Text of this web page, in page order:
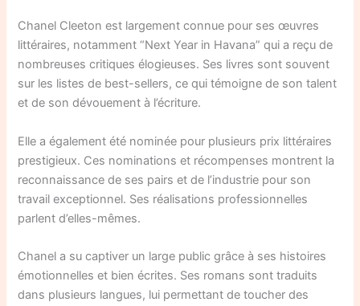
Chanel Cleeton est largement connue pour ses œuvres
littéraires, notamment “Next Year in Havana” qui a reçu de
nombreuses critiques élogieuses. Ses livres sont souvent
sur les listes de best-sellers, ce qui témoigne de son talent
et de son dévouement à l’écriture.
Elle a également été nominée pour plusieurs prix littéraires
prestigieux. Ces nominations et récompenses montrent la
reconnaissance de ses pairs et de l’industrie pour son
travail exceptionnel. Ses réalisations professionnelles
parlent d’elles-mêmes.
Chanel a su captiver un large public grâce à ses histoires
émotionnelles et bien écrites. Ses romans sont traduits
dans plusieurs langues, lui permettant de toucher des